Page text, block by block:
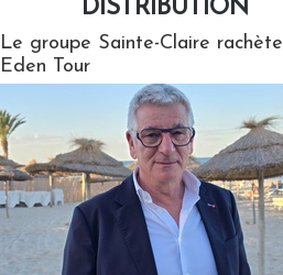
DISTRIBUTION
Le groupe Sainte-Claire rachète
Eden Tour